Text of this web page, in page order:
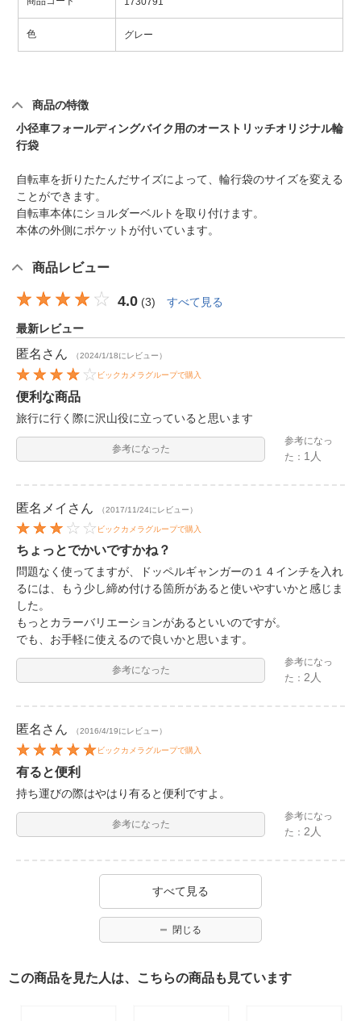
色 グレー
商品の特徴
小径車フォールディングバイク用のオーストリッチオリジナル輪
行袋
自転車を折りたたんだサイズによって、輪行袋のサイズを変える
ことができます。
自転車本体にショルダーベルトを取り付けます。
本体の外側にポケットが付いています。
商品レビュー
4.0 (3) すべて見る
最新レビュー
匿名 さん （2024/1/18にレビュー）
ビックカメラグループで購入
便利な商品
旅行に行く際に沢山役に立っていると思います
参考になった
参考になっ
た： 1人
匿名メイ さん （2017/11/24にレビュー）
ビックカメラグループで購入
ちょっとでかいですかね？
問題なく使ってますが、ドッペルギャンガーの１４インチを入れ
るには、もう少し締め付ける箇所があると使いやすいかと感じま
した。
もっとカラーバリエーションがあるといいのですが。
でも、お手軽に使えるので良いかと思います。
参考になった
参考になっ
た：2人
匿名 さん （2016/4/19にレビュー）
ビックカメラグループで購入
有ると便利
持ち運びの際はやはり有ると便利ですよ。
参考になった
参考になっ
た：2人
すべて見る
閉じる
この商品を見た人は、こちらの商品も見ています